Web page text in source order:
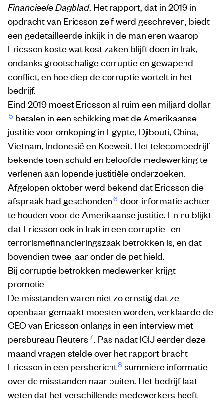
Financieele Dagblad. Het rapport, dat in 2019 in
opdracht van Ericsson zelf werd geschreven, biedt
een gedetailleerde inkijk in de manieren waarop
Ericsson koste wat kost zaken blijft doen in Irak,
ondanks grootschalige corruptie en gewapend
conflict, en hoe diep de corruptie wortelt in het
bedrijf.
Eind 2019 moest Ericsson al ruim een miljard dollar
5 betalen in een schikking met de Amerikaanse
justitie voor omkoping in Egypte, Djibouti, China,
Vietnam, Indonesië en Koeweit. Het telecombedrijf
bekende toen schuld en beloofde medewerking te
verlenen aan lopende justitiële onderzoeken.
Afgelopen oktober werd bekend dat Ericsson die
afspraak had geschonden6 door informatie achter
te houden voor de Amerikaanse justitie. En nu blijkt
dat Ericsson ook in Irak in een corruptie- en
terrorismefinancieringszaak betrokken is, en dat
bovendien twee jaar onder de pet hield.
Bij corruptie betrokken medewerker krijgt
promotie
De misstanden waren niet zo ernstig dat ze
openbaar gemaakt moesten worden, verklaarde de
CEO van Ericsson onlangs in een interview met
persbureau Reuters7. Pas nadat ICIJ eerder deze
maand vragen stelde over het rapport bracht
Ericsson in een persbericht8 summiere informatie
over de misstanden naar buiten. Het bedrijf laat
weten dat het verschillende medewerkers heeft